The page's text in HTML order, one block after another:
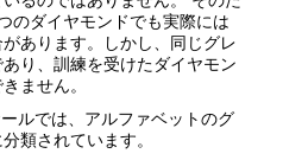
のダイヤモンドでも実際には
あります。しかし、同じグレ
り、訓練を受けたダイヤモン
ません。
ルでは、アルファベットのグ
類されています。